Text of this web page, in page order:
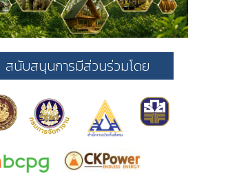
สนับสนุนการมีส่วนร่วมโดย